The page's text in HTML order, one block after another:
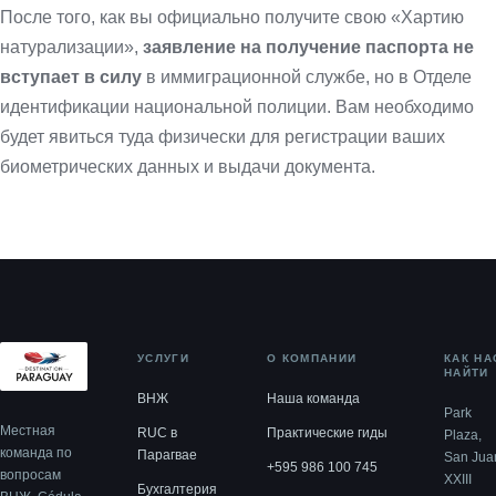
После того, как вы официально получите свою «Хартию
натурализации», заявление на получение паспорта не
вступает в силу в иммиграционной службе, но в Отделе
идентификации национальной полиции. Вам необходимо
будет явиться туда физически для регистрации ваших
биометрических данных и выдачи документа.
Местная
команда по
вопросам
УСЛУГИ
ВНЖ
RUC в
Парагвае
Бухгалтерия
О КОМПАНИИ
Наша команда
Практические гиды
+595 986 100 745
КАК
НАЙТИ
Park
Plaza,
San
XXIII